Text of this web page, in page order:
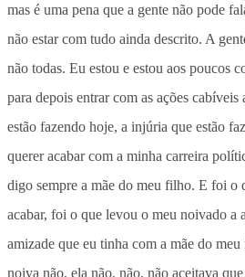
mas é uma pena que a gente não pode
não estar com tudo ainda descrito. A
não todas. Eu estou e estou aos poucos
para depois entrar com as ações
estão fazendo hoje, a injúria que estão
querer acabar com a minha carreira
digo sempre a mãe do meu filho. E foi o
acabar, foi o que levou o meu noivado a
amizade que eu tinha com a mãe do
noiva não, ela não, não, não aceitava que